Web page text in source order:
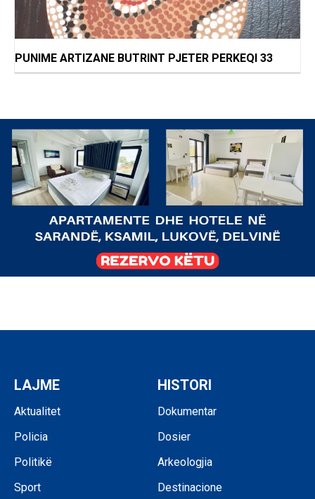
PUNIME ARTIZANE BUTRINT PJETER PERKEQI 33
LAJME
Aktualitet
Policia
Politikë
Sport
HISTORI
Dokumentar
Dosier
Arkeologjia
Destinacione